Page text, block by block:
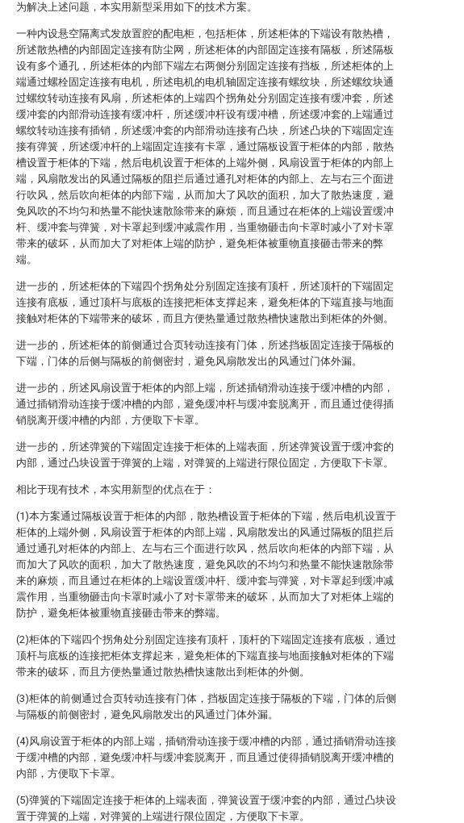
为解决上述问题，本实用新型采用如下的技术方案。
一种内设悬空隔离式发放置腔的配电柜，包括柜体，所述柜体的下端设有散热槽，
所述散热槽的内部固定连接有防尘网，所述柜体的内部固定连接有隔板，所述隔板
设有多个通孔，所述柜体的内部下端左右两侧分别固定连接有挡板，所述柜体的上
端通过螺栓固定连接有电机，所述电机的电机轴固定连接有螺纹块，所述螺纹块通
过螺纹转动连接有风扇，所述柜体的上端四个拐角处分别固定连接有缓冲套，所述
缓冲套的内部滑动连接有缓冲杆，所述缓冲杆设有缓冲槽，所述缓冲套的上端通过
螺纹转动连接有插销，所述缓冲套的内部滑动连接有凸块，所述凸块的下端固定连
接有弹簧，所述缓冲杆的上端固定连接有卡罩，通过隔板设置于柜体的内部，散热
槽设置于柜体的下端，然后电机设置于柜体的上端外侧，风扇设置于柜体的内部上
端，风扇散发出的风通过隔板的阻拦后通过通孔对柜体的内部上、左与右三个面进
行吹风，然后吹向柜体的内部下端，从而加大了风吹的面积，加大了散热速度，避
免风吹的不均匀和热量不能快速散除带来的麻烦，而且通过在柜体的上端设置缓冲
杆、缓冲套与弹簧，对卡罩起到缓冲减震作用，当重物砸击向卡罩时减小了对卡罩
带来的破坏，从而加大了对柜体上端的防护，避免柜体被重物直接砸击带来的弊
端。
进一步的，所述柜体的下端四个拐角处分别固定连接有顶杆，所述顶杆的下端固定
连接有底板，通过顶杆与底板的连接把柜体支撑起来，避免柜体的下端直接与地面
接触对柜体的下端带来的破坏，而且方便热量通过散热槽快速散出到柜体的外侧。
进一步的，所述柜体的前侧通过合页转动连接有门体，所述挡板固定连接于隔板的
下端，门体的后侧与隔板的前侧密封，避免风扇散发出的风通过门体外漏。
进一步的，所述风扇设置于柜体的内部上端，所述插销滑动连接于缓冲槽的内部，
通过插销滑动连接于缓冲槽的内部，避免缓冲杆与缓冲套脱离开，而且通过使得插
销脱离开缓冲槽的内部，方便取下卡罩。
进一步的，所述弹簧的下端固定连接于柜体的上端表面，所述弹簧设置于缓冲套的
内部，通过凸块设置于弹簧的上端，对弹簧的上端进行限位固定，方便取下卡罩。
相比于现有技术，本实用新型的优点在于：
(1)本方案通过隔板设置于柜体的内部，散热槽设置于柜体的下端，然后电机设置于
柜体的上端外侧，风扇设置于柜体的内部上端，风扇散发出的风通过隔板的阻拦后
通过通孔对柜体的内部上、左与右三个面进行吹风，然后吹向柜体的内部下端，从
而加大了风吹的面积，加大了散热速度，避免风吹的不均匀和热量不能快速散除带
来的麻烦，而且通过在柜体的上端设置缓冲杆、缓冲套与弹簧，对卡罩起到缓冲减
震作用，当重物砸击向卡罩时减小了对卡罩带来的破坏，从而加大了对柜体上端的
防护，避免柜体被重物直接砸击带来的弊端。
(2)柜体的下端四个拐角处分别固定连接有顶杆，顶杆的下端固定连接有底板，通过
顶杆与底板的连接把柜体支撑起来，避免柜体的下端直接与地面接触对柜体的下端
带来的破坏，而且方便热量通过散热槽快速散出到柜体的外侧。
(3)柜体的前侧通过合页转动连接有门体，挡板固定连接于隔板的下端，门体的后侧
与隔板的前侧密封，避免风扇散发出的风通过门体外漏。
(4)风扇设置于柜体的内部上端，插销滑动连接于缓冲槽的内部，通过插销滑动连接
于缓冲槽的内部，避免缓冲杆与缓冲套脱离开，而且通过使得插销脱离开缓冲槽的
内部，方便取下卡罩。
(5)弹簧的下端固定连接于柜体的上端表面，弹簧设置于缓冲套的内部，通过凸块设
置于弹簧的上端，对弹簧的上端进行限位固定，方便取下卡罩。